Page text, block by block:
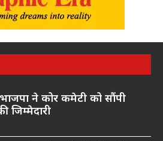
ने कोर कमेटी को सौंपी
जिम्मेदारी